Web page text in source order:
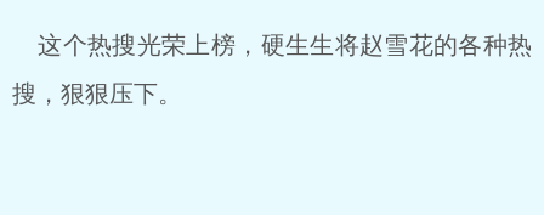
这个热搜光荣上榜，硬生生将赵雪花的各种热
搜，狠狠压下。